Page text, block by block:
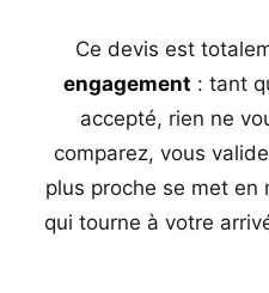
Ce devis est
engagement : tant
accepté, rien ne
comparez, vous
plus proche se met en
qui tourne à votre